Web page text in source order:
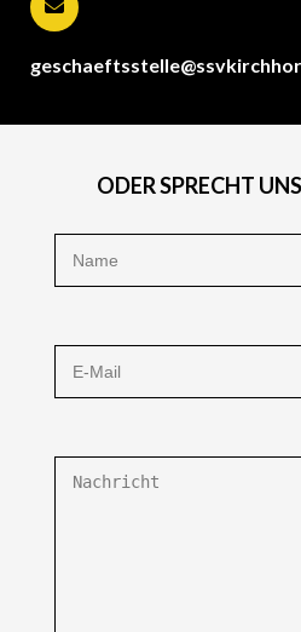
ODER SPRECHT